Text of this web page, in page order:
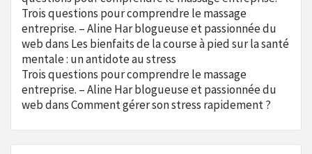
Trois questions pour comprendre le massage
entreprise. – Aline Har blogueuse et passionnée du
webdans Les bienfaits de la course à pied sur la santé
mentale : un antidote au stress
Trois questions pour comprendre le massage
entreprise. – Aline Har blogueuse et passionnée du
webdansComment gérer son stress rapidement ?